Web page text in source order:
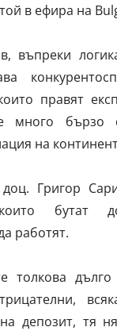
в ефира на
въпреки
правят
много бързо
на
Григор
бутат
работят.
толкова
депозит, тя